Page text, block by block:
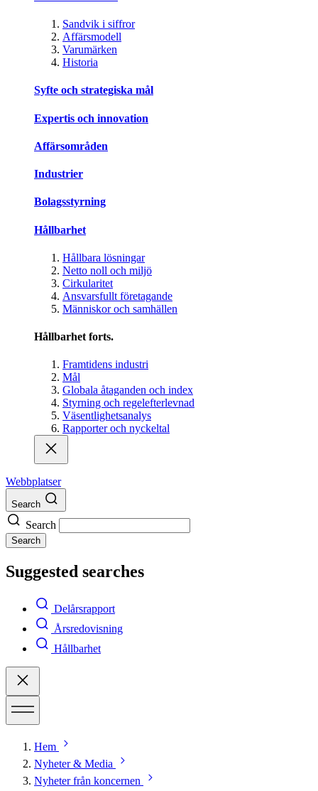
Sandvik i siffror
Affärsmodell
Varumärken
Historia
Syfte och strategiska mål
Expertis och innovation
Affärsområden
Industrier
Bolagsstyrning
Hållbarhet
Hållbara lösningar
Netto noll och miljö
Cirkularitet
Ansvarsfullt företagande
Människor och samhällen
Hållbarhet forts.
Framtidens industri
Mål
Globala åtaganden och index
Styrning och regelefterlevnad
Väsentlighetsanalys
Rapporter och nyckeltal
Webbplatser
Search
Search
Search
Suggested searches
Delårsrapport
Årsredovisning
Hållbarhet
Hem
Nyheter & Media
Nyheter från koncernen